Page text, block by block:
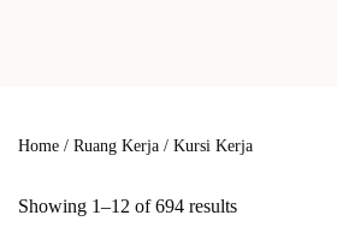
Home / Ruang Kerja / Kursi Kerja
Showing 1–12 of 694 results